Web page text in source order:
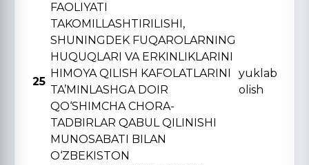
25
FAOLIYATI
TAKOMILLASHTIRILISHI,
SHUNINGDЕK FUQAROLARNING
HUQUQLARI VA ERKINLIKLARINI
HIMOYA QILISH KAFOLATLARINI
TA’MINLASHGA DOIR
QO‘SHIMCHA CHORA-
TADBIRLAR QABUL QILINISHI
MUNOSABATI BILAN
O‘ZBЕKISTON
yuklab
olish